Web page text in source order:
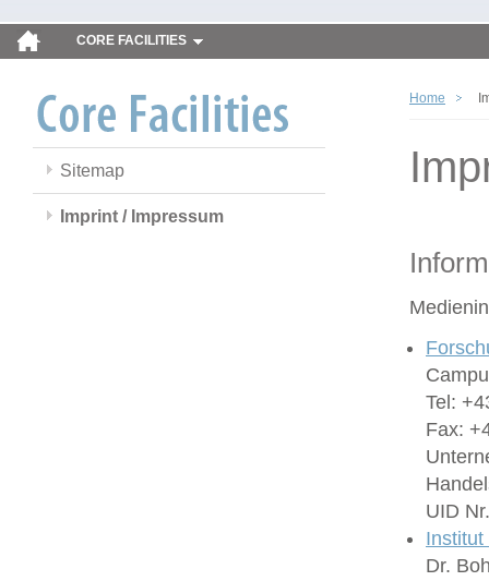
CORE FACILITIES
Sitemap
Imprint / Impressum
Home
Tel:
Fax:
UID
Dr.